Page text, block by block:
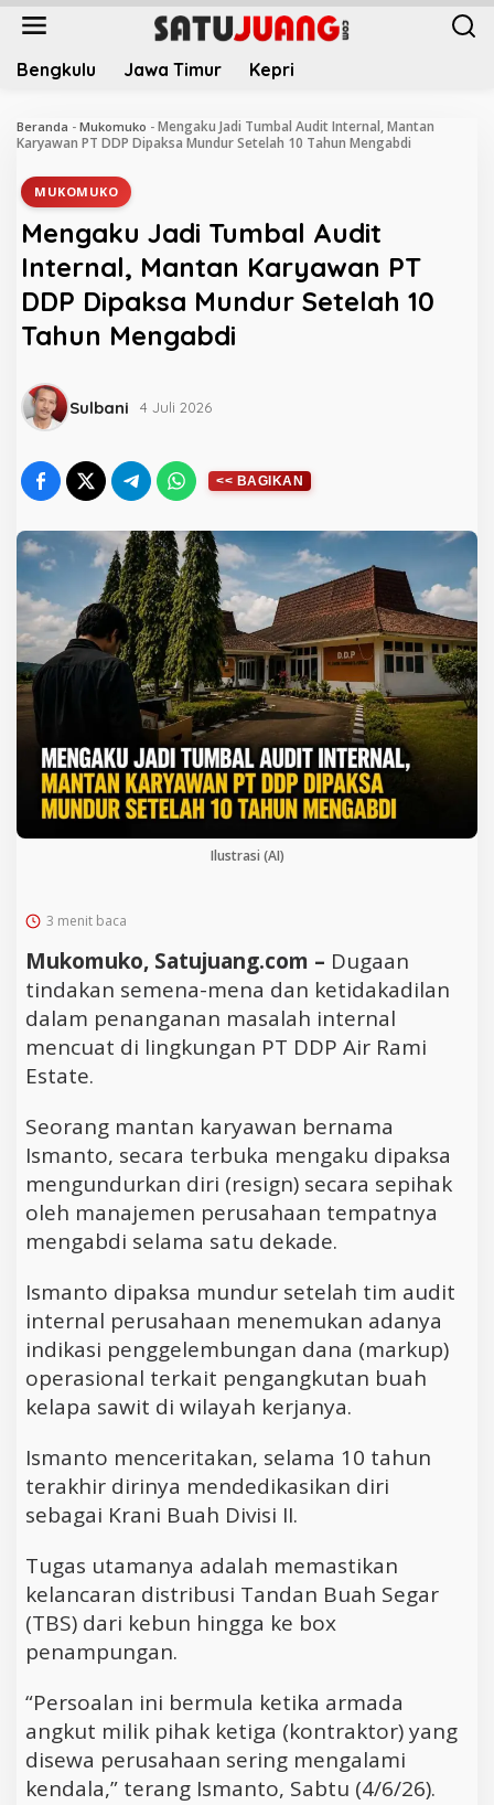
L
Bengkulu Jawa Timur Kepri
Beranda - Mukomuko - Mengaku Jadi Tumbal Audit Internal, Mantan
Karyawan PT DDP Dipaksa Mundur Setelah 10 Tahun Mengabdi
MUKOMUKO
Mengaku Jadi Tumbal Audit
Internal, Mantan Karyawan PT
DDP Dipaksa Mundur Setelah 10
Tahun Mengabdi
Sulbani 4 Juli 2026
Ilustrasi (AI)
3 menit baca
Mukomuko, Satujuang.com – Dugaan
tindakan semena-mena dan ketidakadilan
dalam penanganan masalah internal
mencuat di lingkungan PT DDP Air Rami
Estate.
Seorang mantan karyawan bernama
Ismanto, secara terbuka mengaku dipaksa
mengundurkan diri (resign) secara sepihak
oleh manajemen perusahaan tempatnya
mengabdi selama satu dekade.
Ismanto dipaksa mundur setelah tim audit
internal perusahaan menemukan adanya
indikasi penggelembungan dana (markup)
operasional terkait pengangkutan buah
kelapa sawit di wilayah kerjanya.
Ismanto menceritakan, selama 10 tahun
terakhir dirinya mendedikasikan diri
sebagai Krani Buah Divisi II.
Tugas utamanya adalah memastikan
kelancaran distribusi Tandan Buah Segar
(TBS) dari kebun hingga ke box
penampungan.
“Persoalan ini bermula ketika armada
angkut milik pihak ketiga (kontraktor) yang
disewa perusahaan sering mengalami
kendala,” terang Ismanto, Sabtu (4/6/26).